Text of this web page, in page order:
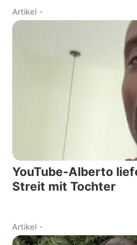
Artikel -
YouTube-Alberto
Streit mit Tochter
Artikel -